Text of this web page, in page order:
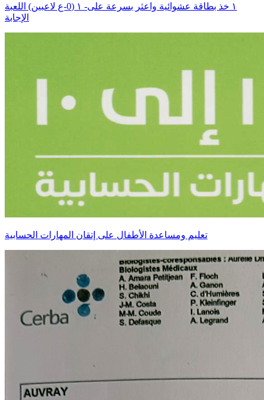
اللعبة ‎١‏ (0-ع لاعبين) ‎-١‏ خذ بطاقة عشوائية واعثر بسرعة على
الإجابة
تعليم ومساعدة الأطفال على إتقان المهارات الحسابية